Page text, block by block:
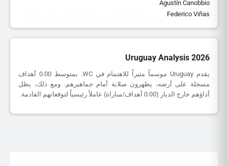
Agustín Canobbio
Federico Viñas
Uruguay Analysis 2026
يقدم Uruguay موسماً مثيراً للاهتمام في WC. بمتوسط 0.00 أهداف
مسجلة على أرضه، يظهرون صلابة أمام جماهيرهم. ومع ذلك، يظل
أداؤهم خارج الديار (0.00 أهداف/مباراة) عاملاً رئيسياً لتوقعاتهم القادمة.